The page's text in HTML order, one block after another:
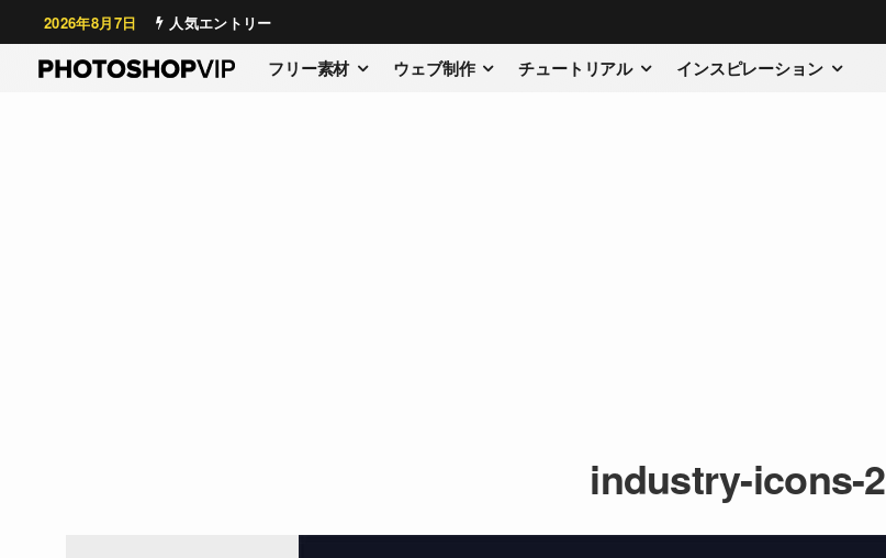
2026年8月7日 人気エントリー
フリー素材 ウェブ制作 チュートリアル インスピレーション
industry-icons-2